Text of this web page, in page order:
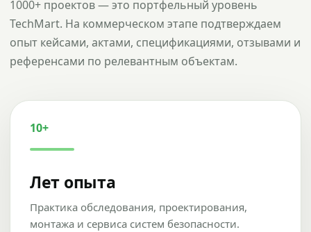
1000+ проектов — это портфельный уровень
TechMart. На коммерческом этапе подтверждаем
опыт кейсами, актами, спецификациями, отзывами и
референсами по релевантным объектам.
10+
Лет опыта
Практика обследования, проектирования,
монтажа и сервиса систем безопасности.